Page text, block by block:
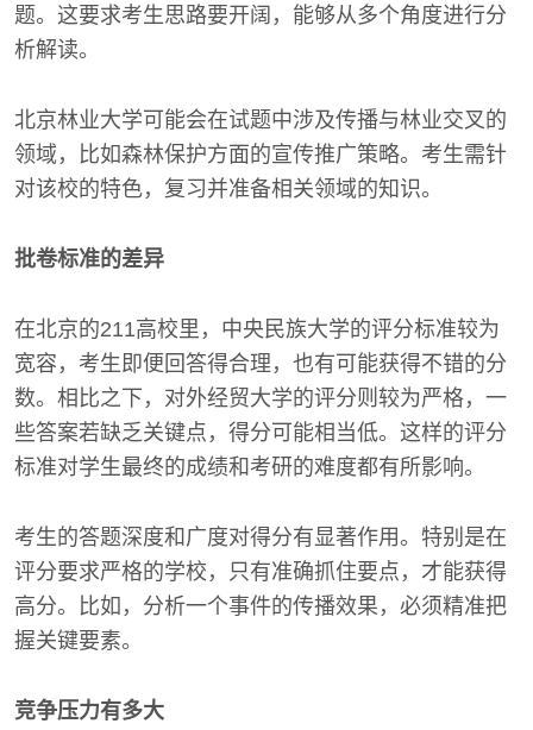
题。这要求考生思路要开阔，能够从多个角度进行分
析解读。
北京林业大学可能会在试题中涉及传播与林业交叉的
领域，比如森林保护方面的宣传推广策略。考生需针
对该校的特色，复习并准备相关领域的知识。
批卷标准的差异
在北京的211高校里，中央民族大学的评分标准较为
宽容，考生即便回答得合理，也有可能获得不错的分
数。相比之下，对外经贸大学的评分则较为严格，一
些答案若缺乏关键点，得分可能相当低。这样的评分
标准对学生最终的成绩和考研的难度都有所影响。
考生的答题深度和广度对得分有显著作用。特别是在
评分要求严格的学校，只有准确抓住要点，才能获得
高分。比如，分析一个事件的传播效果，必须精准把
握关键要素。
竞争压力有多大